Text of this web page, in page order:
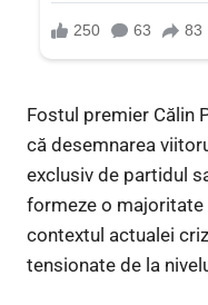
Fostul premier Călin
că desemnarea
exclusiv de partidul
formeze o majoritate
contextul actualei
tensionate de la